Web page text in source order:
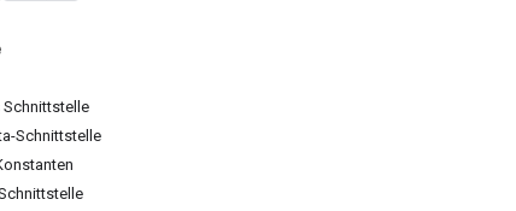
Schnittstelle
Schnittstelle